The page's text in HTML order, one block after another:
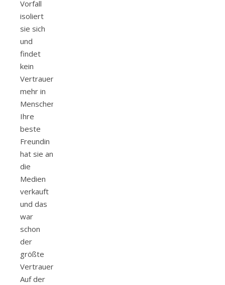
Vorfall
isoliert
sie sich
und
findet
kein
Vertrauen
mehr in
Menschen.
Ihre
beste
Freundin
hat sie an
die
Medien
verkauft
und das
war
schon
der
größte
Vertrauensbruch.
Auf der